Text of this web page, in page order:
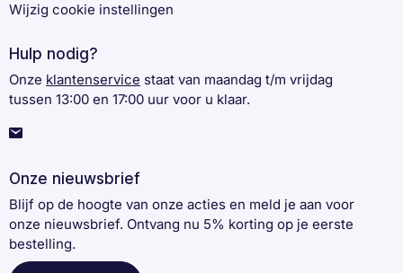
Wijzig cookie instellingen
Hulp nodig?
Onze klantenservice staat van maandag t/m vrijdag
tussen 13:00 en 17:00 uur voor u klaar.
Onze nieuwsbrief
Blijf op de hoogte van onze acties en meld je aan voor
onze nieuwsbrief. Ontvang nu 5% korting op je eerste
bestelling.